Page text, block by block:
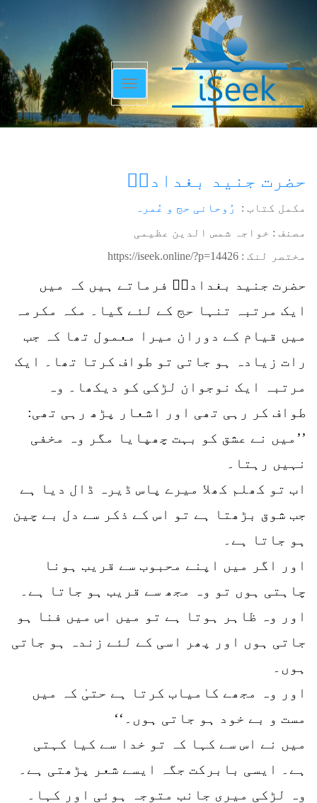
Toggle
navigation
حضرت جنید بغدادیؒ
مکمل کتاب : رُوحانی حج و عُمرہ
مصنف : خواجہ شمس الدین عظیمی
مختصر لنک : https://iseek.online/?p=14426
حضرت جنید بغدادیؒ فرماتے ہیں کہ میں
ایک مرتبہ تنہا حج کے لئے گیا۔ مکہ مکرمہ
میں قیام کے دوران میرا معمول تھا کہ جب
رات زیادہ ہو جاتی تو طواف کرتا تھا۔ ایک
مرتبہ ایک نوجوان لڑکی کو دیکھا۔ وہ
طواف کر رہی تھی اور اشعار پڑھ رہی تھی:
’’میں نے عشق کو بہت چھپایا مگر وہ مخفی
نہیں رہتا۔
اب تو کھلم کھلا میرے پاس ڈیرہ ڈال دیا ہے
جب شوق بڑھتا ہے تو اس کے ذکر سے دل بے چین
ہو جاتا ہے۔
اور اگر میں اپنے محبوب سے قریب ہونا
چاہتی ہوں تو وہ مجھ سے قریب ہو جاتا ہے۔
اور وہ ظاہر ہوتا ہے تو میں اس میں فنا ہو
جاتی ہوں اور پھر اسی کے لئے زندہ ہو جاتی
ہوں۔
اور وہ مجھے کامیاب کرتا ہے حتیٰ کہ میں
مست و بے خود ہو جاتی ہوں۔‘‘
میں نے اس سے کہا کہ تو خدا سے کیا کہتی
ہے۔ ایسی بابرکت جگہ ایسے شعر پڑھتی ہے۔
وہ لڑکی میری جانب متوجہ ہوئی اور کہا۔